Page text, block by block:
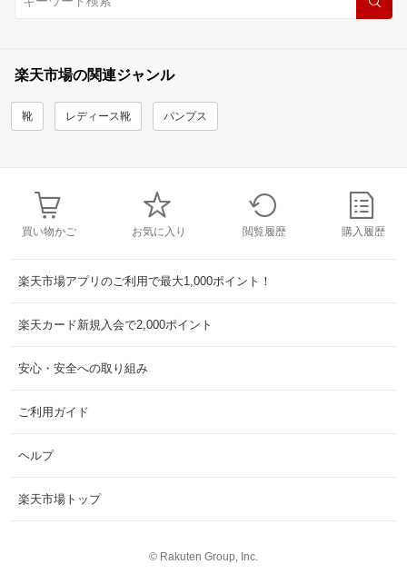
楽天市場の関連ジャンル
靴 レディース靴 パンプス
買い物かご お気に入り 閲覧履歴 購入履歴
楽天市場アプリのご利用で最大1,000ポイント！
楽天カード新規入会で2,000ポイント
安心・安全への取り組み
ご利用ガイド
ヘルプ
楽天市場トップ
© Rakuten Group, Inc.